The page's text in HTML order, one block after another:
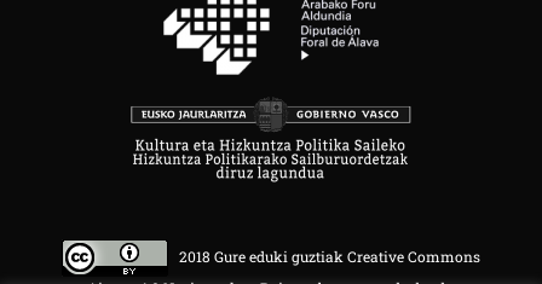
2018 Gure eduki guztiak Creative Commons